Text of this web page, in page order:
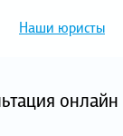
Наши юристы